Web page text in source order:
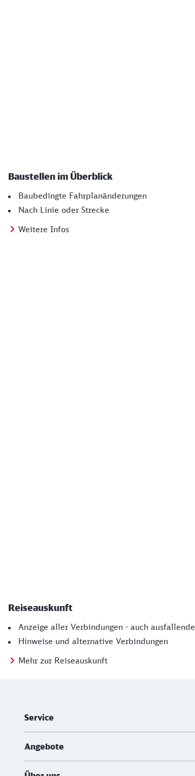
Baustellen im Überblick
Baubedingte Fahrplanänderungen
Nach Linie oder Strecke
Weitere Infos
Reiseauskunft
Anzeige aller Verbindungen - auch ausfallende
Hinweise und alternative Verbindungen
Mehr zur Reiseauskunft
Service
Angebote